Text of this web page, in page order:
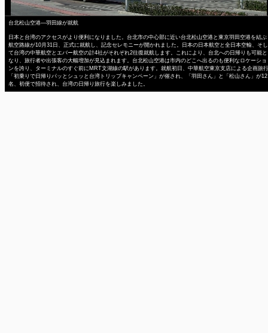
台北松山空港―羽田線が就航
日本と台湾のアクセスがより便利になりました。台北市の中心部に近い台北松山空港と東京羽田空港を結ぶ
航空路線が10月31日、正式に就航し、記念セレモニーが開かれました。日本の日本航空と全日本空輸、そし
て台湾の中華航空とエバー航空の計4社がそれぞれ2往復就航します。これにより、台北への日帰りも可能と
なり、旅行者や出張客の大幅増加が見込まれます。台北松山空港は市内のどこへ出るのも便利なロケーショ
ンを誇り、ターミナルのすぐ前にMRT文湖線の駅があります。就航初日、中華航空東京支店による企画旅行
「初乗りで日帰りパッとシュッと台湾トリップキャンペーン」が催され、「羽田さん」と「松山さん」が12
名、初便で招待され、台湾の日帰り旅行を楽しみました。